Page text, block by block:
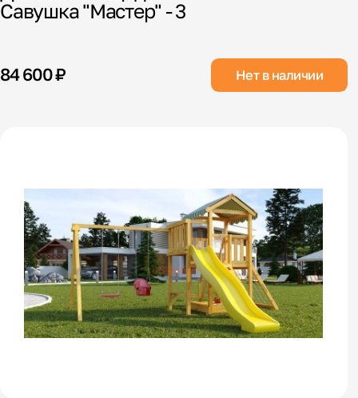
Савушка "Мастер" - 3
84 600 ₽ Нет в наличии